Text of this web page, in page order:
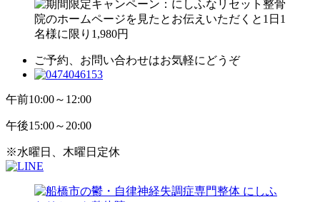
ご予約、お問い合わせはお気軽にどうぞ
午前10:00～12:00
午後15:00～20:00
※水曜日、木曜日定休